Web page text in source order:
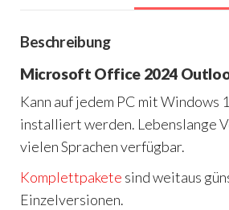
Beschreibung
Microsoft Office 2024
Kann auf jedem PC mit Windows
installiert werden. Lebenslange
vielen Sprachen verfügbar.
Komplettpakete sind weitaus
Einzelversionen.